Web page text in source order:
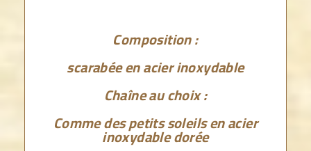
Composition :
scarabée en acier inoxydable
Chaîne au choix :
Comme des petits soleils en acier
inoxydable dorée